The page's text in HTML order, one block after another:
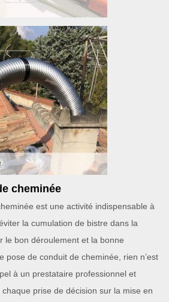
cheminée
est une activité indispensable à
la cumulation de bistre dans la
le bon déroulement et la bonne
pose de conduit de cheminée, rien n’est
à un prestataire professionnel et
prise de décision sur la mise en